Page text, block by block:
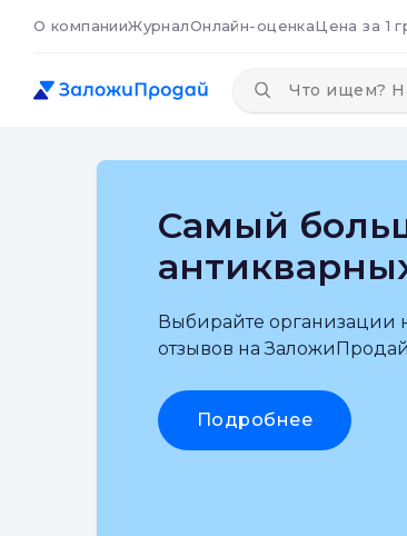
О компанииЖурналОнлайн-оценкаЦена за 1
Самый
Выбирайте организации
отзывов на ЗаложиПродай
Подробнее